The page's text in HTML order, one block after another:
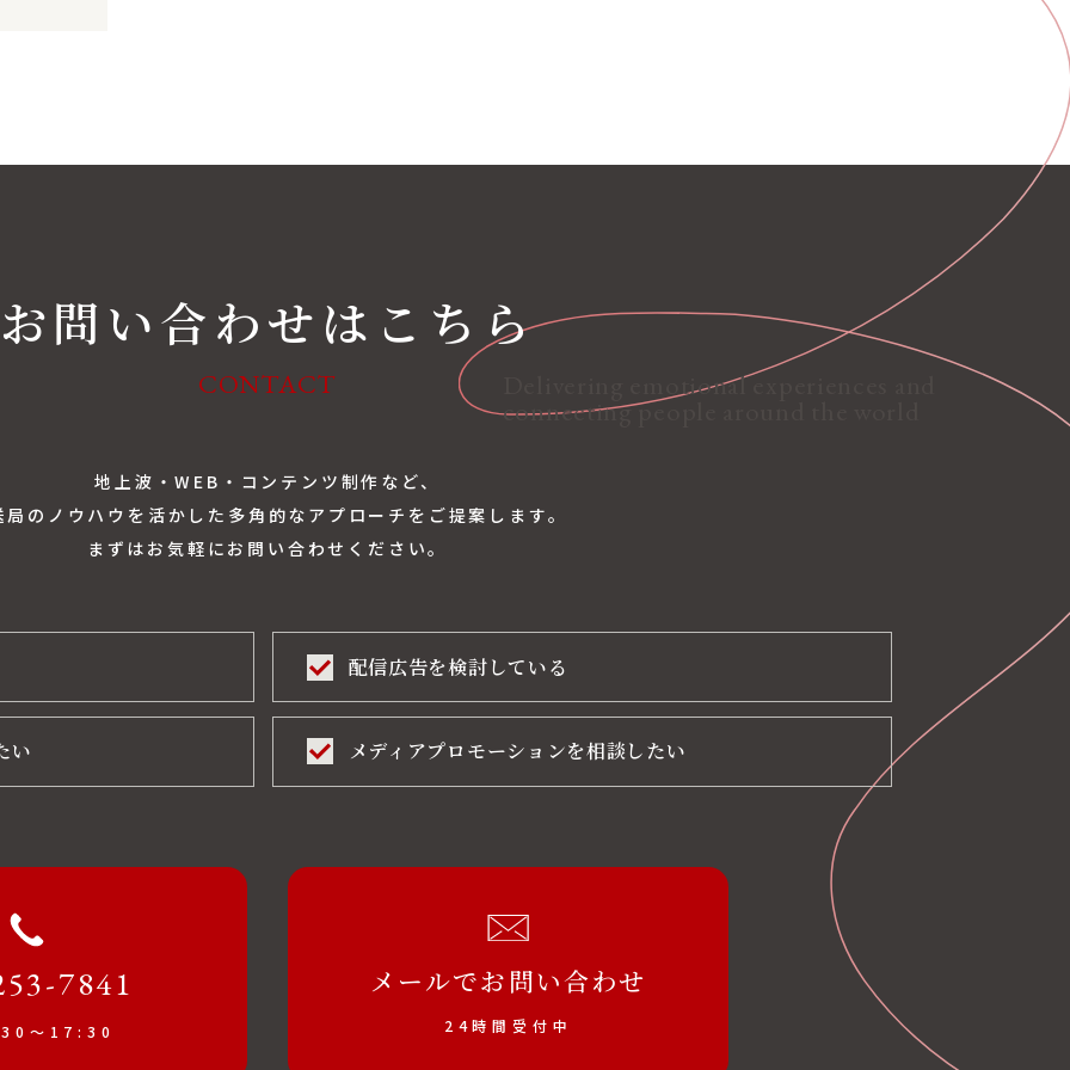
Delivering emotional experiences and
connecting people around the world
お問い合わせはこちら
CONTACT
地上波・WEB・コンテンツ制作など、
局のノウハウを活かした多角的なアプローチをご提案します。
まずはお気軽にお問い合わせください。
配信広告を検討している
い メディアプロモーションを相談したい
7841
～17:30
メールでお問い合わせ
24時間受付中